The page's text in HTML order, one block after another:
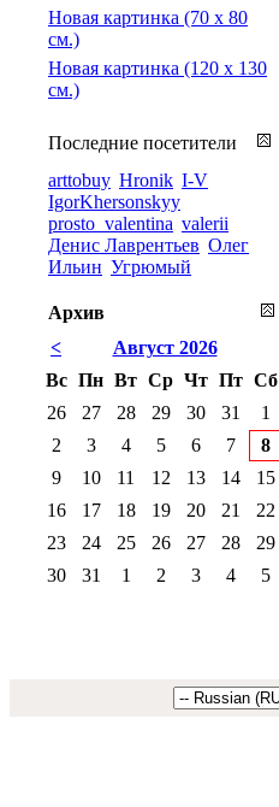
Новая картинка (70 х 80
см.)
Новая картинка (120 х 130
см.)
Последние посетители
arttobuy Hronik I-V
IgorKhersonskyy
prosto_valentina valerii
Денис Лаврентьев Олег
Ильин Угрюмый
Архив
<
Август 2026
Вс Пн Вт Ср Чт Пт Сб
26
27 28 29 30 31
1
2
3 4 5 6 7
8
9
10 11 12 13 14
15
16
17 18 19 20 21
22
23
24 25 26 27 28
29
30
31 1 2 3 4 5